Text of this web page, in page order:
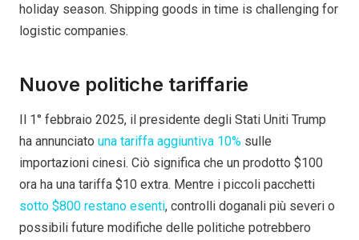
holiday season. Shipping goods in time is challenging for
logistic companies.
Nuove politiche tariffarie
Il 1° febbraio 2025, il presidente degli Stati Uniti Trump
ha annunciato una tariffa aggiuntiva 10% sulle
importazioni cinesi. Ciò significa che un prodotto $100
ora ha una tariffa $10 extra. Mentre i piccoli pacchetti
sotto $800 restano esenti, controlli doganali più severi o
possibili future modifiche delle politiche potrebbero